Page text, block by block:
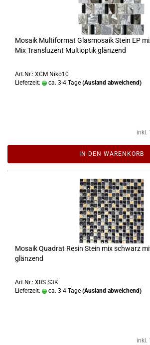
Mosaik Multiformat Glasmosaik Stein EP
Mix Transluzent Multioptik glänzend
Art.Nr.: XCM Niko10
Lieferzeit:
ca. 3-4 Tage (Ausland abweichend)
inkl.
IN DEN WARENKORB
Mosaik Quadrat Resin Stein mix schwarz
glänzend
Art.Nr.: XRS S3K
Lieferzeit:
ca. 3-4 Tage (Ausland abweichend)
inkl.